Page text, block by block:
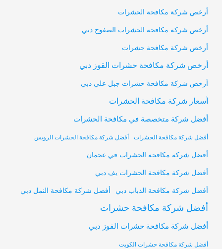
أرخص شركة مكافحة الحشرات
أرخص شركة مكافحة الحشرات الصفوح دبي
أرخص شركة مكافحة حشرات
أرخص شركة مكافحة حشرات القوز دبي
أرخص شركة مكافحة حشرات جبل علي دبي
أسعار شركة مكافحة الحشرات
أفضل شركة متخصصة في مكافحة الحشرات
أفضل شركة مكافحة الحشرات أفضل شركة مكافحة الحشرات الرويس
أفضل شركة مكافحة الحشرات في عجمان
أفضل شركة مكافحة الحشرات يف دبي
أفضل شركة مكافحة الذباب دبي أفضل شركة مكافحة النمل دبي
أفضل شركة مكافحة حشرات
أفضل شركة مكافحة حشرات القوز دبي
أفضل شركة مكافحة حشرات الكويت